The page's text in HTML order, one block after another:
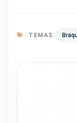
TEMAS: